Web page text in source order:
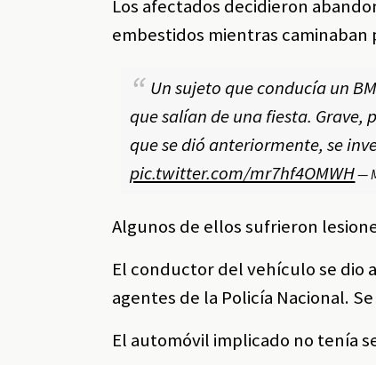
Los afectados decidieron
embestidos mientras caminaban
Un sujeto que conducía un
que salían de una fiesta. Grave,
que se dió anteriormente, se
pic.twitter.com/mr7hf4OMWH—
Algunos de ellos sufrieron
El conductor del vehículo se dio
agentes de la Policía Nacional.
El automóvil implicado no tenía